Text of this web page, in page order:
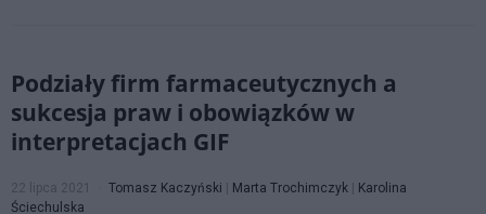
Podziały firm farmaceutycznych a
sukcesja praw i obowiązków w
interpretacjach GIF
22 lipca 2021 Tomasz Kaczyński Marta Trochimczyk
Karolina
Ściechulska